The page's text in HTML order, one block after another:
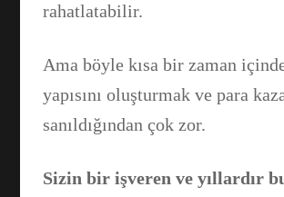
rahatlatabilir.
Ama böyle kısa bir zaman
yapısını oluşturmak ve para
sanıldığından çok zor.
Sizin bir işveren ve yıllardır